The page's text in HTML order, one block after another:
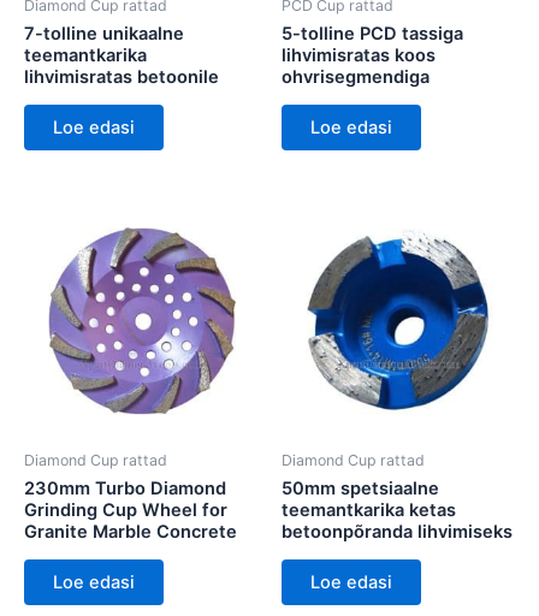
Diamond Cup rattad
7-tolline unikaalne
teemantkarika
lihvimisratas betoonile
Loe edasi
PCD Cup rattad
5-tolline PCD tassiga
lihvimisratas koos
ohvrisegmendiga
Loe edasi
Diamond Cup rattad
230mm Turbo Diamond
Grinding Cup Wheel for
Granite Marble Concrete
Loe edasi
Diamond Cup rattad
50mm spetsiaalne
teemantkarika ketas
betoonpõranda lihvimiseks
Loe edasi